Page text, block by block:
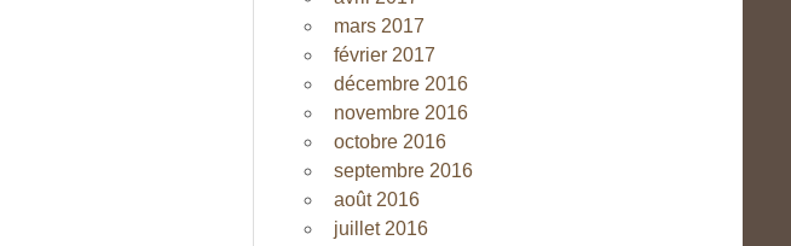
mars 2017
février 2017
décembre 2016
novembre 2016
octobre 2016
septembre 2016
août 2016
juillet 2016